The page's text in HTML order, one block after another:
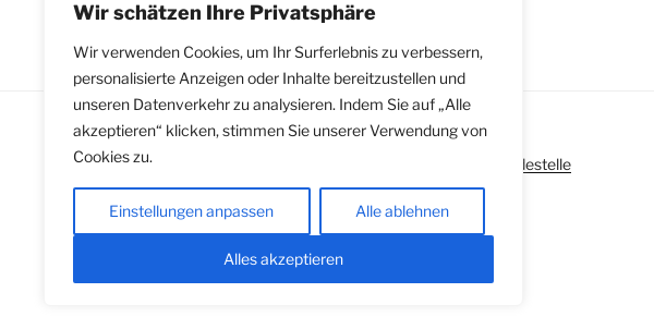
Wir schätzen Ihre Privatsphäre
Wir verwenden Cookies, um Ihr Surferlebnis zu verbessern,
personalisierte Anzeigen oder Inhalte bereitzustellen und
unseren Datenverkehr zu analysieren. Indem Sie auf „Alle
akzeptieren“ klicken, stimmen Sie unserer Verwendung von
Cookies zu.
Einstellungen anpassen Alle ablehnen
Alles akzeptieren
Meldestelle
gemäß Hinweisgeberschutzgesetz